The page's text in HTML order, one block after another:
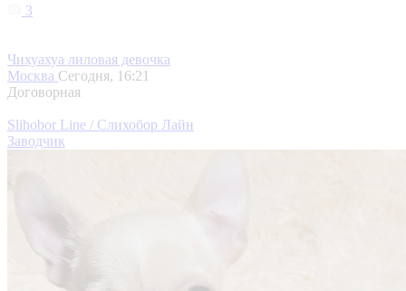
3
Чихуахуа лиловая девочка
Москва Сегодня, 16:21
Договорная
Slihobor Line / Слихобор Лайн
Заводчик